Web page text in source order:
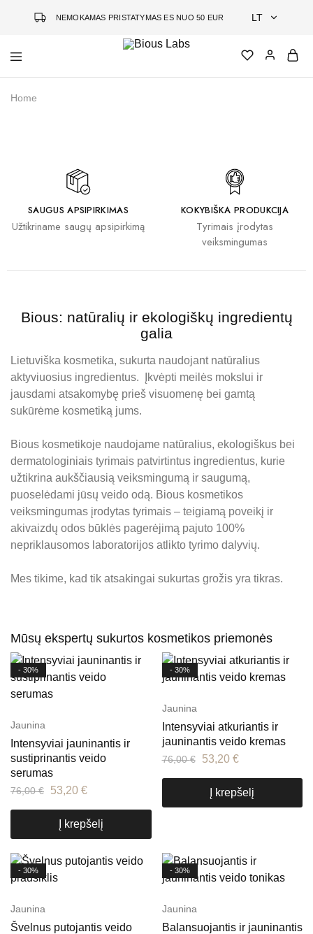
NEMOKAMAS PRISTATYMAS ES NUO 50 EUR LT
LT
EN
Bious
Jauninanti
Home
SAUGUS APSIPIRKIMAS
Užtikriname saugų apsipirkimą
KOKYBIŠKA PRODUKCIJA
Tyrimais įrodytas
veiksmingumas
Bious: natūralių ir ekologiškų ingredientų
galia
Lietuviška kosmetika, sukurta naudojant natūralius
aktyviuosius ingredientus.
Įkvėpti meilės mokslui ir
jausdami atsakomybę prieš visuomenę bei gamtą
sukūrėme kosmetiką jums.
Bious kosmetikoje naudojame natūralius, ekologiškus bei
dermatologiniais tyrimais patvirtintus ingredientus, kurie
užtikrina aukščiausią veiksmingumą ir saugumą,
puoselėdami jūsų veido odą. Bious kosmetikos
veiksmingumas įrodytas tyrimais – teigiamą poveikį ir
akivaizdų odos būklės pagerėjimą pajuto 100%
nepriklausomos laboratorijos atlikto tyrimo dalyvių.
Mes tikime, kad tik atsakingai sukurtas grožis yra tikras.
Mūsų ekspertų sukurtos kosmetikos priemonės
- 30%
Jaunina
Intensyviai jauninantis ir
sustiprinantis veido
serumas
76,00€ 53,20 €
Į krepšelį
- 30%
Jaunina
Intensyviai atkuriantis ir
jauninantis veido kremas
76,00€ 53,20 €
Į krepšelį
- 30%
Jaunina
Švelnus putojantis veido
- 30%
Jaunina
Balansuojantis ir jauninantis